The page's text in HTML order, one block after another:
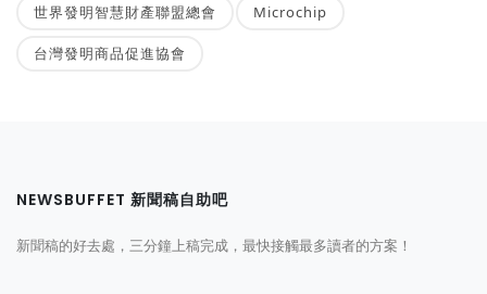
世界發明智慧財產聯盟總會 Microchip
台灣發明商品促進協會
NEWSBUFFET 新聞稿自助吧
新聞稿的好去處，三分鐘上稿完成，最快接觸最多讀者的方案！